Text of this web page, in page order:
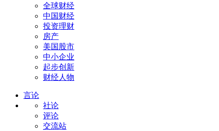
全球财经
中国财经
投资理财
房产
美国股市
中小企业
起步创新
财经人物
言论
社论
评论
交流站